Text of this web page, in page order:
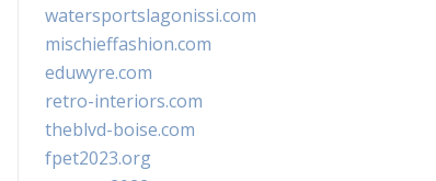
watersportslagonissi.com
mischieffashion.com
eduwyre.com
retro-interiors.com
theblvd-boise.com
fpet2023.org